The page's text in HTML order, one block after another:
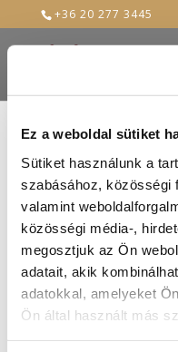
Ez a weboldal sütiket
Sütiket használunk a
szabásához, közösségi
valamint
közösségi média-,
megosztjuk az Ön
adatait, akik
adatokkal, amelyeket
Ön által használt más
+36 20 277 3445
szűz
2024-Jan-18